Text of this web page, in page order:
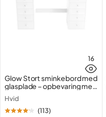
16
Glow Stort sminkebord med
glasplade – opbevaring med
skuffer og rum 120 cm
Hvid
(113)